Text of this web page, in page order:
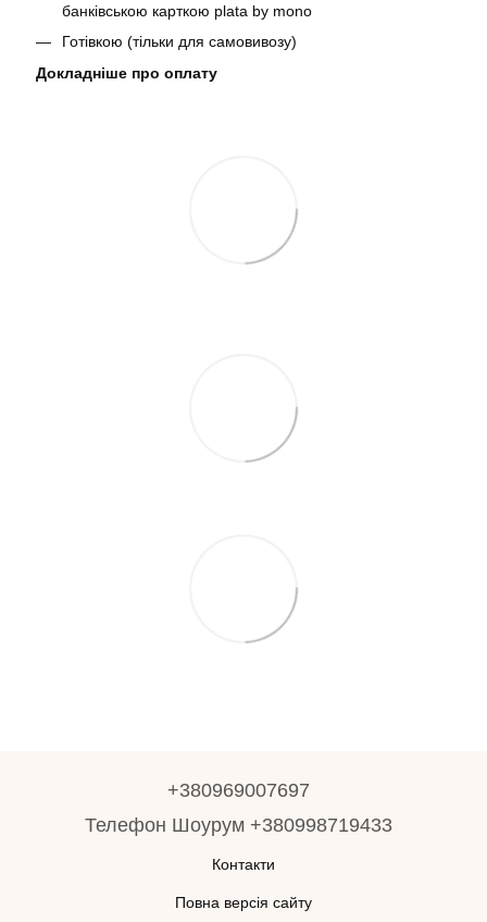
банківською карткою plata by mono
Готівкою (тільки для самовивозу)
Докладніше про оплату
+380969007697
Телефон Шоурум +380998719433
Контакти
Повна версія сайту